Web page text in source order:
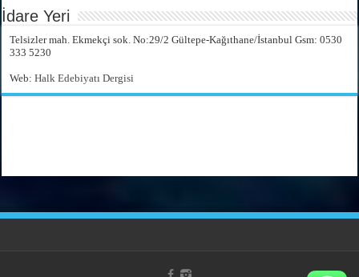
İdare Yeri
Telsizler mah. Ekmekçi sok. No:29/2 Gültepe-Kağıthane/İstanbul Gsm: 0530
333 5230
Web:Halk Edebiyatı Dergisi